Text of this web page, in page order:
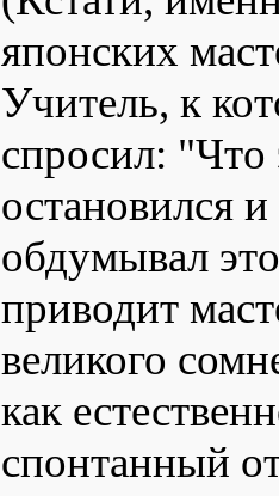
японских
Учитель, к
спросил:
остановился
обдумывал
приводит
великого
как
спонтанный